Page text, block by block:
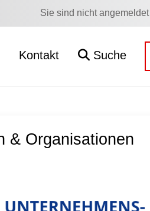
Sie sind nicht angemeldet
Kontakt Suche
& Organisationen